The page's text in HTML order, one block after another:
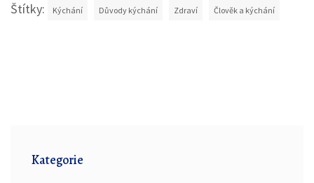
Štítky:
Kýchání Důvody kýchání Zdraví Člověk a kýchání
Kategorie